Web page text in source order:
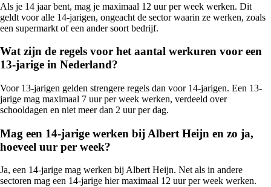
Als je 14 jaar bent, mag je maximaal 12 uur per week werken. Dit
geldt voor alle 14-jarigen, ongeacht de sector waarin ze werken, zoals
een supermarkt of een ander soort bedrijf.
Wat zijn de regels voor het aantal werkuren voor een
13-jarige in Nederland?
Voor 13-jarigen gelden strengere regels dan voor 14-jarigen. Een 13-
jarige mag maximaal 7 uur per week werken, verdeeld over
schooldagen en niet meer dan 2 uur per dag.
Mag een 14-jarige werken bij Albert Heijn en zo ja,
hoeveel uur per week?
Ja, een 14-jarige mag werken bij Albert Heijn. Net als in andere
sectoren mag een 14-jarige hier maximaal 12 uur per week werken.